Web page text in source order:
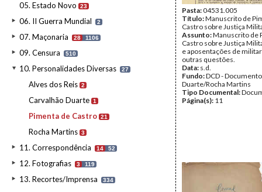
05. Estado Novo 23
06. II Guerra Mundial 2
07. Maçonaria 28 1106
09. Censura 510
10. Personalidades Diversas 27
Alves dos Reis 2
Carvalhão Duarte 1
Pimenta de Castro 21
Rocha Martins 3
11. Correspondência 14 52
12. Fotografias 3 119
13. Recortes/Imprensa 334
Pasta:04531.005
Título:Manuscrito de
Castro sobre Justiça
Assunto:Manuscrito de
Castro sobre Justiça
e aposentações de
outras questões.
Data: s.d.
Fundo:DCD -
Duarte/Rocha Martins
Tipo Documental:
Página(s): 11